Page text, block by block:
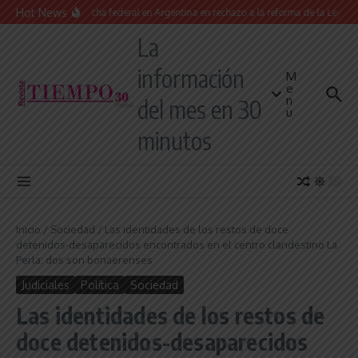
Saltar al contenido
Hot News
Masiva marcha federal en Argentina en rechazo a la reforma de la Ley de
La
información
del mes en 30
minutos
M
e
n
u
Inicio / Sociedad / Las identidades de los restos de doce
detenidos-desaparecidos encontrados en el centro clandestino La
Perla: dos son bonaerenses
Judiciales Política Sociedad
Las identidades de los restos de
doce detenidos-desaparecidos